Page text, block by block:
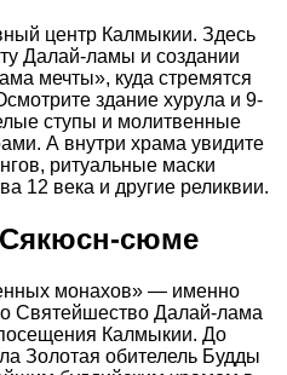
центр Калмыкии. Здесь
Далай-ламы и создании
мечты», куда стремятся
здание хурула и 9-
ступы и молитвенные
А внутри храма увидите
ритуальные маски
12 века и другие реликвии.
сюме
монахов» — именно
Святейшество Далай-лама
Калмыкии. До
Золотая обителель Будды